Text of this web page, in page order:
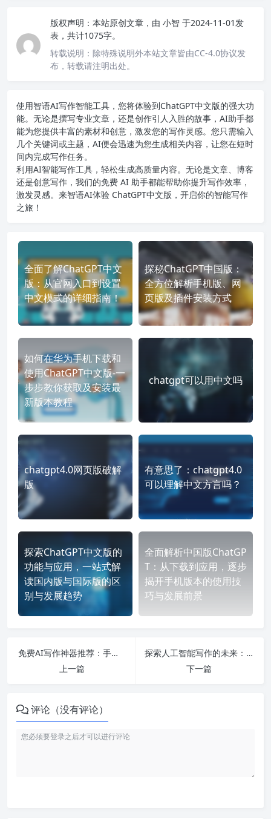
版权声明： 本站原创文章，由 小智 于2024-11-01发
表，共计1075字。
转载说明： 除特殊说明外本站文章皆由CC-4.0协议发
布，转载请注明出处。
使用智语AI写作智能工具，您将体验到ChatGPT中文版的强大功
能。无论是撰写专业文章，还是创作引人入胜的故事，AI助手都
能为您提供丰富的素材和创意，激发您的写作灵感。您只需输入
几个关键词或主题，AI便会迅速为您生成相关内容，让您在短时
间内完成写作任务。
利用AI智能写作工具，轻松生成高质量内容。无论是文章、博客
还是创意写作，我们的免费 AI 助手都能帮助你提升写作效率，
激发灵感。来智语AI体验 ChatGPT中文版 ，开启你的智能写作
之旅！
全面了解ChatGPT中文
版：从官网入口到设置
中文模式的详细指南！
探秘ChatGPT中国版：
全方位解析手机版、网
页版及插件安装方式
如何在华为手机下载和
使用ChatGPT中文版-一
步步教你获取及安装最
新版本教程
chatgpt可以用中文吗
chatgpt4.0网页版破解
版
有意思了：chatgpt4.0
可以理解中文方言吗？
探索ChatGPT中文版的
功能与应用，一站式解
读国内版与国际版的区
别与发展趋势
全面解析中国版ChatGP
T：从下载到应用，逐步
揭开手机版本的使用技
巧与发展前景
免费AI写作神器推荐：手机一键生成小说与论文的最佳选择！
上一篇
探索人工智能写作的未来：免费AI工具与原创性问题深度解析
下一篇
评论（没有评论）